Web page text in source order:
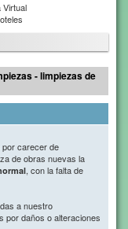
- limpiezas de
por carecer de
de obras nuevas la
, con la falta de
a nuestro
por daños o alteraciones